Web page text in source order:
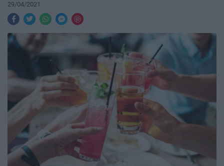
29/04/2021